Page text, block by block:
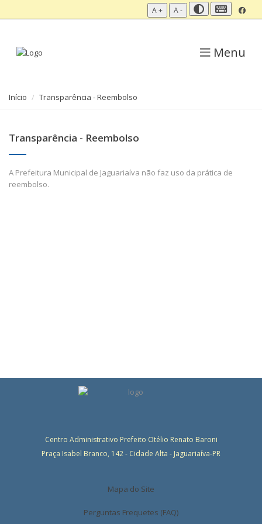
A + A -
Menu
Início Transparência - Reembolso
Transparência - Reembolso
A Prefeitura Municipal de Jaguariaíva não faz uso da prática de
reembolso.
Centro Administrativo Prefeito Otélio Renato Baroni
Praça Isabel Branco, 142 - Cidade Alta - Jaguariaíva-PR
Mapa do Site
Perguntas Frequetes (FAQ)